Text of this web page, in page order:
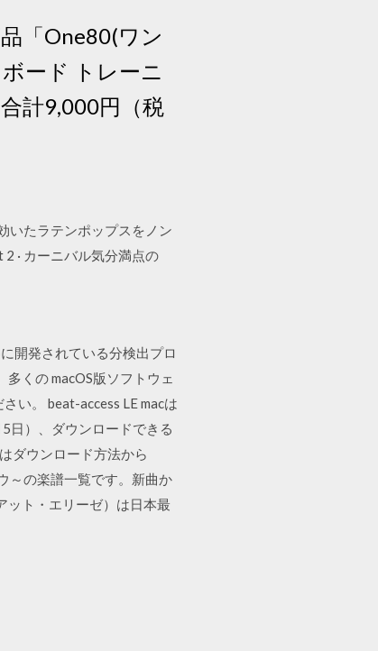
「One80(ワン
ード トレーニ
計9,000円（税
いたラテンポップスをノン
· カーニバル気分満点の
開発されている分検出プロ
くの macOS版ソフトウェ
い。 beat-access LE macは
日）、ダウンロードできる
ダウンロード方法から
～の楽譜一覧です。新曲か
ット・エリーゼ）は日本最